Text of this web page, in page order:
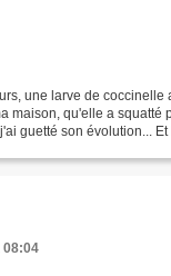
une larve de
maison, qu'elle a squatté
guetté son évolution...
08:04